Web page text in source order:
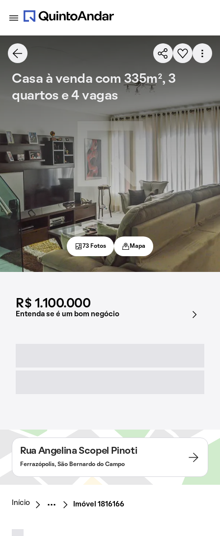
R$ 1.100.000
Entenda se é um bom negócio
Casa à venda com 335m², 3
quartos e 4 vagas
73 Fotos Mapa
Rua Angelina Scopel Pinoti
Ferrazópolis, São Bernardo do Campo
Início Imóvel 1816166